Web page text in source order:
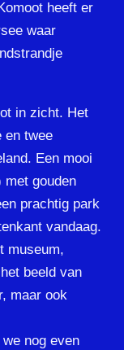
heeft er
waar
in zicht. Het
en twee
Een mooi
met gouden
prachtig park
vandaag.
museum,
beeld van
maar ook
nog even